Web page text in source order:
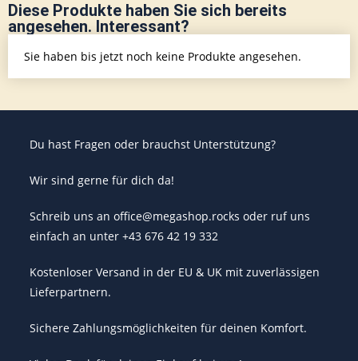
Diese Produkte haben Sie sich bereits
angesehen. Interessant?
Sie haben bis jetzt noch keine Produkte angesehen.
Du hast Fragen oder brauchst Unterstützung?
Wir sind gerne für dich da!
Schreib uns an office@megashop.rocks oder ruf uns
einfach an unter +43 676 42 19 332
Kostenloser Versand in der EU & UK mit zuverlässigen
Lieferpartnern.
Sichere Zahlungsmöglichkeiten für deinen Komfort.